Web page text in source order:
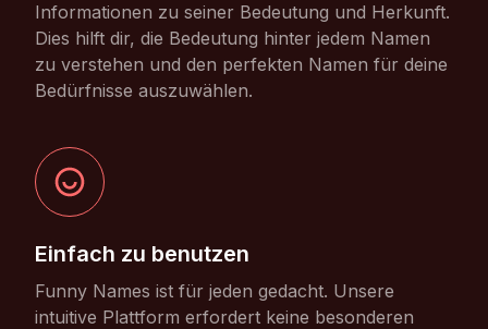
Informationen zu seiner Bedeutung und Herkunft.
Dies hilft dir, die Bedeutung hinter jedem Namen
zu verstehen und den perfekten Namen für deine
Bedürfnisse auszuwählen.
Einfach zu benutzen
Funny Names ist für jeden gedacht. Unsere
intuitive Plattform erfordert keine besonderen